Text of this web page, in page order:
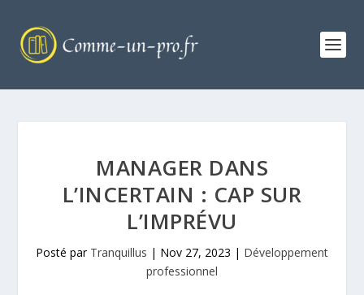
MANAGER DANS
L’INCERTAIN : CAP SUR
L’IMPRÉVU
Posté par Tranquillus | Nov 27, 2023 | Développement
professionnel